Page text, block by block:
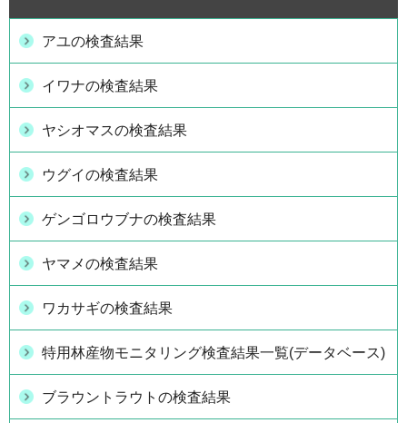
アユの検査結果
イワナの検査結果
ヤシオマスの検査結果
ウグイの検査結果
ゲンゴロウブナの検査結果
ヤマメの検査結果
ワカサギの検査結果
特用林産物モニタリング検査結果一覧(データベース)
ブラウントラウトの検査結果